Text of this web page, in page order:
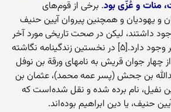
منات و عُزّی بود. برخی از قوم‌های
یهودیان و همچنین پیروان آیین حنیف
داشتند، لیکن در صحت تاریخی مورد آخر
بین محققان اختلاف نظر وجود دارد.[۵] در نخستین زندگینامه نگاشته
چهار جوان قریش به نامهای ورقة بن نوفل
بن جحش (پسر عمه محمد)، عثمان بن
نفیل، نام برده شده و نقل شده‌است که
حنیف، یا دین ابراهیم بوده‌اند.